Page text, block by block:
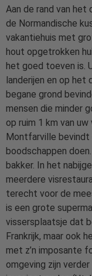
Aan de rand van
de Normandische
vakantiehuis met
hout opgetrokken
het goed toeven is.
landerijen en op het
begane grond
mensen die minder
op ruim 1 km van
Montfarville bevindt
boodschappen
bakker. In het
meerdere
terecht voor de
is een grote
vissersplaatsje dat
Frankrijk, maar ook
met z’n imposante
omgeving zijn